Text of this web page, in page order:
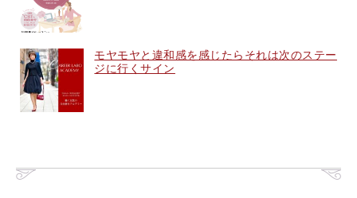
モヤモヤと違和感を感じたらそれは次のステー
ジに行くサイン